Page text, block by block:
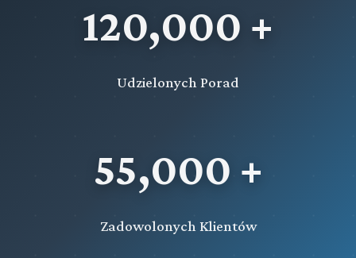
120,000 +
Udzielonych Porad
55,000 +
Zadowolonych Klientów